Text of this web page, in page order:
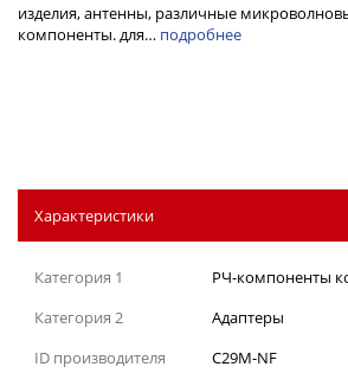
изделия, антенны, различные
компоненты. для… подробнее
Характеристики
Категория 1
РЧ-компоненты
Категория 2
Адаптеры
ID производителя
C29M-NF